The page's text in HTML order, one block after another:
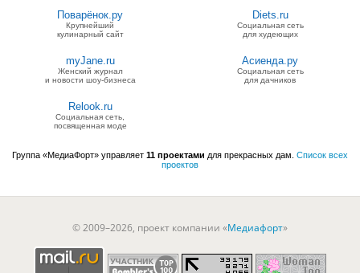
Поварёнок.ру
Крупнейший
кулинарный сайт
Diets.ru
Социальная сеть
для худеющих
myJane.ru
Женский журнал
и новости шоу-бизнеса
Асиенда.ру
Социальная сеть
для дачников
Relook.ru
Социальная сеть,
посвященная моде
Группа «МедиаФорт» управляет 11 проектами для прекрасных дам. Список всех
проектов
© 2009–2026, проект компании «Медиафорт»